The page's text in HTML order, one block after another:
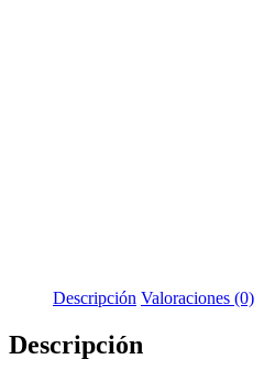
Descripción Valoraciones (0)
Descripción